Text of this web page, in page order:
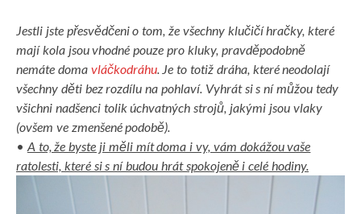
Jestli jste přesvědčeni o tom, že všechny klučičí hračky, které
mají kola jsou vhodné pouze pro kluky, pravděpodobně
nemáte doma vláčkodráhu. Je to totiž dráha, které neodolají
všechny děti bez rozdílu na pohlaví. Vyhrát si s ní můžou tedy
všichni nadšenci tolik úchvatných strojů, jakými jsou vlaky
(ovšem ve zmenšené podobě).
• A to, že byste ji měli mít doma i vy, vám dokážou vaše
ratolesti, které si s ní budou hrát spokojeně i celé hodiny.